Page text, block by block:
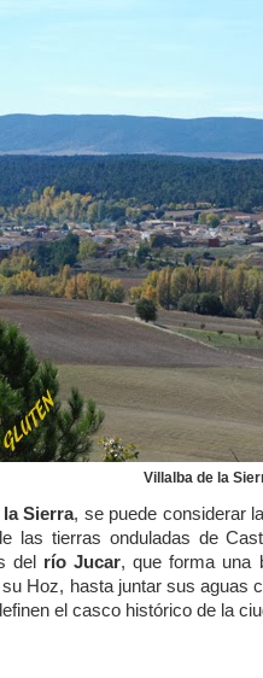
Villalba de la
Sierra, se puede considerar la
las tierras onduladas de
del río Jucar, que forma una
Hoz, hasta juntar sus aguas
el casco histórico de la